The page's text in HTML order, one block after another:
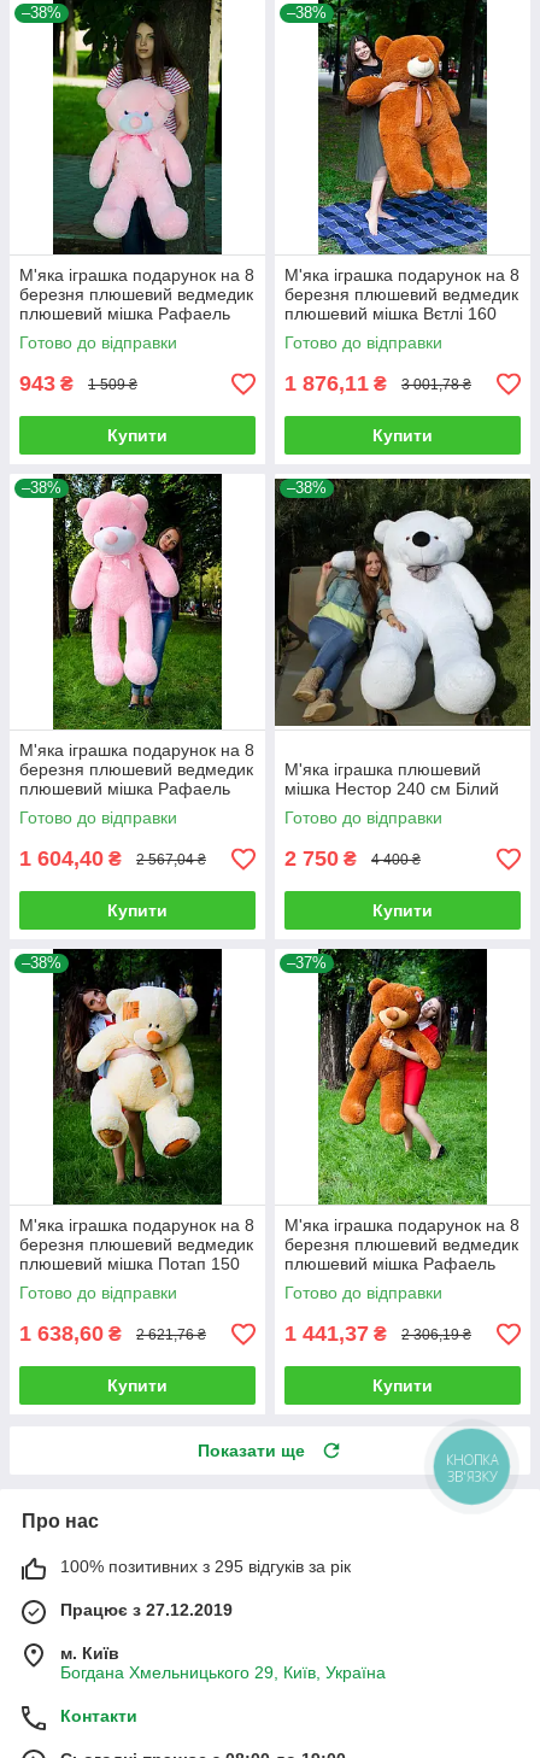
–38%
М'яка іграшка подарунок на 8
березня плюшевий ведмедик
плюшевий мішка Рафаель
100 см Рожевий
Готово до відправки
943 ₴ 1 509 ₴
Купити
–38%
М'яка іграшка подарунок на 8
березня плюшевий ведмедик
плюшевий мішка Вєтлі 160
см Карамельний
Готово до відправки
1 876,11 ₴ 3 001,78 ₴
Купити
–38%
М'яка іграшка подарунок на 8
березня плюшевий ведмедик
плюшевий мішка Рафаель
160 см Рожевий
Готово до відправки
1 604,40 ₴ 2 567,04 ₴
Купити
–38%
М'яка іграшка плюшевий
мішка Нестор 240 см Білий
Готово до відправки
2 750 ₴ 4 400 ₴
Купити
–38%
М'яка іграшка подарунок на 8
березня плюшевий ведмедик
плюшевий мішка Потап 150
см Кремовий
Готово до відправки
1 638,60 ₴ 2 621,76 ₴
Купити
–37%
М'яка іграшка подарунок на 8
березня плюшевий ведмедик
плюшевий мішка Рафаель
140 см Коричневий
Готово до відправки
1 441,37 ₴ 2 306,19 ₴
Купити
Показати ще
Про нас
100% позитивних з 295 відгуків за рік
Працює з 27.12.2019
м. Київ
Богдана Хмельницького 29, Київ, Україна
Контакти
КНОПКА
ЗВ'ЯЗКУ